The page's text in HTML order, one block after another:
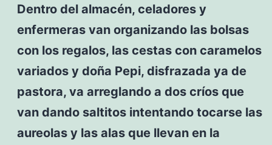
Dentro del almacén, celadores y
enfermeras van organizando las bolsas
con los regalos, las cestas con caramelos
variados y doña Pepi, disfrazada ya de
pastora, va arreglando a dos críos que
van dando saltitos intentando tocarse las
aureolas y las alas que llevan en la